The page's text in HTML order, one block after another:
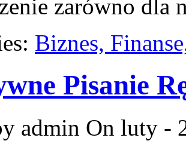
zarówno dla
Biznes,
Pisanie
admin On luty -